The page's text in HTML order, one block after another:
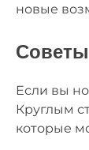
новые
Если вы
Круглым
которые